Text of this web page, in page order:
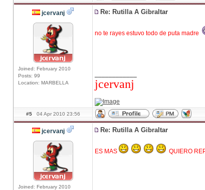
jcervanj
Joined: February 2010
Posts: 99
Location: MARBELLA
Re: Rutilla A Gibraltar
no te rayes estuvo todo de puta madre
jcervanj
#5 04 Apr 2010 23:56
jcervanj
Joined: February 2010
Re: Rutilla A Gibraltar
ES MAS QUIERO